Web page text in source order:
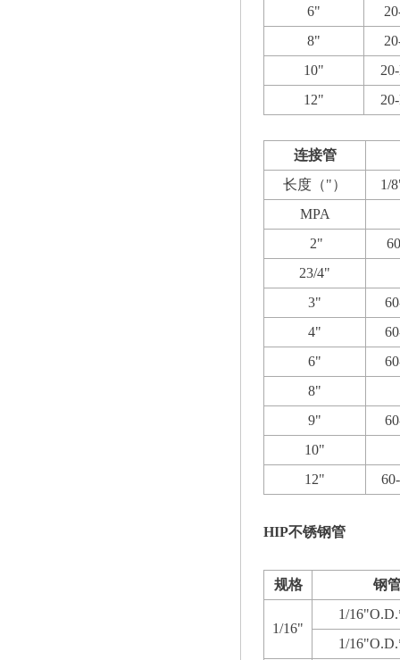
6"
8"
10"
12"
连接管
长度（"）
1/
MPA
2"
23/4"
3"
4" 60
6" 60
8"
9"
60
10"
12" 60-
HIP不锈钢管
规格 钢
1/16"
1/
1/